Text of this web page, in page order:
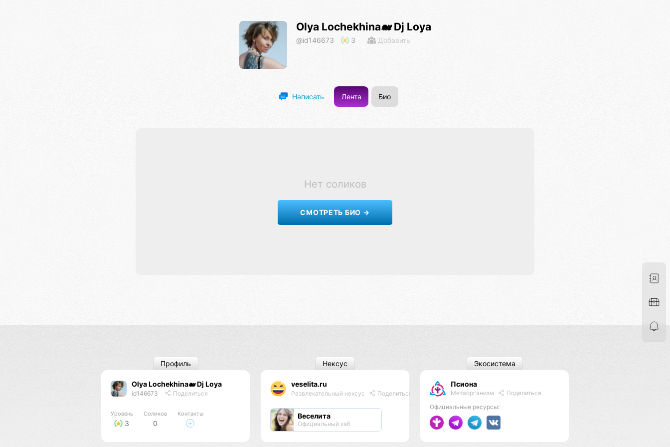
Olya Lochekhina🐋 Dj Loya
@id146673 3 Добавить
Написать Лента Био
Нет соликов
СМОТРЕТЬ БИО →
Olya Lochekhina🐋 Dj Loya
id146673 Поделиться
Уровень
3
Соликов
0
Контакты
Профиль
veselita.ru
Развлекательный нексус Поделиться
Веселита
Официальный хаб
Нексус
Псиона
Метаорганизм
Поделиться
Официальные ресурсы:
Экосистема